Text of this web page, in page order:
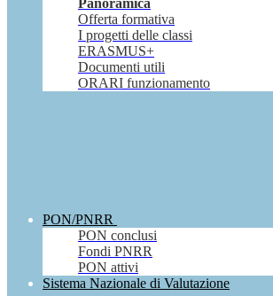
Panoramica
Offerta formativa
I progetti delle classi
ERASMUS+
Documenti utili
ORARI funzionamento
PON/PNRR
PON conclusi
Fondi PNRR
PON attivi
Sistema Nazionale di Valutazione